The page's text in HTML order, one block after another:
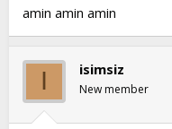
amin amin amin
I isimsiz
New member